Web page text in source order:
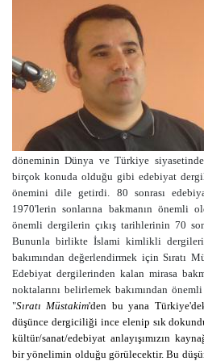
döneminin Dünya ve Türkiye
birçok konuda olduğu gibi edebiyat
önemini dile getirdi. 80 sonrası
1970'lerin sonlarına bakmanın önemli
önemli dergilerin çıkış tarihlerinin 70
Bununla birlikte İslami kimlikli dergileri
bakımından değerlendirmek için Sıratı
Edebiyat dergilerinden kalan mirasa
noktalarını belirlemek bakımından
"Sıratı Müstakim'den bu yana
düşünce dergiciliği ince elenip sık
kültür/sanat/edebiyat anlayışımızın
bir yönelimin olduğu görülecektir. Bu